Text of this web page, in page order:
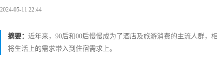
2024-05-11 22:44
摘要： 近年来，90后和00后慢慢成为了酒店及旅游消费的主流人群
将生活上的需求带入到住宿需求上。